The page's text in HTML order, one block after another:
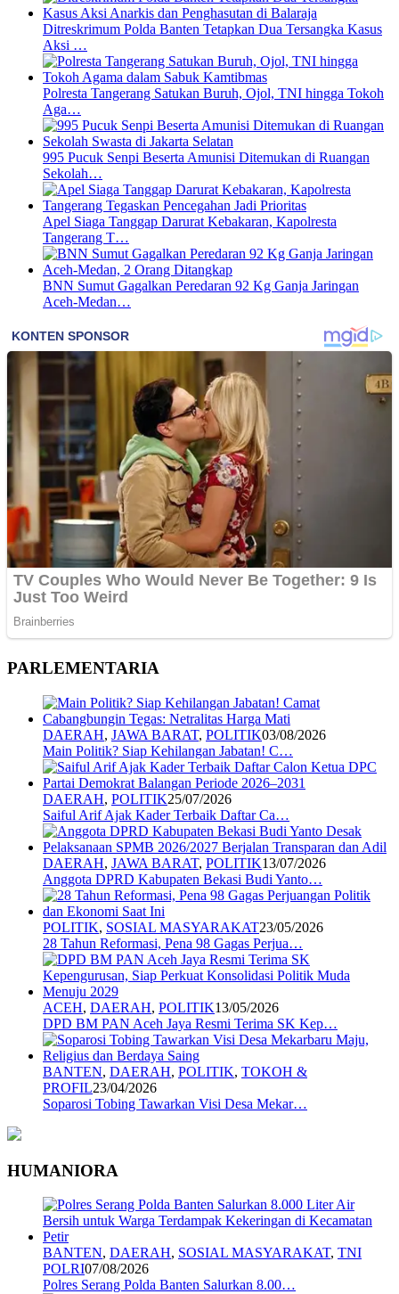
Ditreskrimum Polda Banten Tetapkan Dua Tersangka Kasus
Aksi …
Polresta Tangerang Satukan Buruh, Ojol, TNI hingga Tokoh
Aga…
995 Pucuk Senpi Beserta Amunisi Ditemukan di Ruangan
Sekolah…
Apel Siaga Tanggap Darurat Kebakaran, Kapolresta
Tangerang T…
BNN Sumut Gagalkan Peredaran 92 Kg Ganja Jaringan
Aceh-Medan…
PARLEMENTARIA
DAERAH, JAWA BARAT, POLITIK03/08/2026
Main Politik? Siap Kehilangan Jabatan! C…
DAERAH, POLITIK25/07/2026
Saiful Arif Ajak Kader Terbaik Daftar Ca…
DAERAH, JAWA BARAT, POLITIK13/07/2026
Anggota DPRD Kabupaten Bekasi Budi Yanto…
POLITIK, SOSIAL MASYARAKAT23/05/2026
28 Tahun Reformasi, Pena 98 Gagas Perjua…
ACEH, DAERAH, POLITIK13/05/2026
DPD BM PAN Aceh Jaya Resmi Terima SK Kep…
BANTEN, DAERAH, POLITIK, TOKOH &
PROFIL23/04/2026
Soparosi Tobing Tawarkan Visi Desa Mekar…
HUMANIORA
BANTEN, DAERAH, SOSIAL MASYARAKAT, TNI
POLRI07/08/2026
Polres Serang Polda Banten Salurkan 8.00…